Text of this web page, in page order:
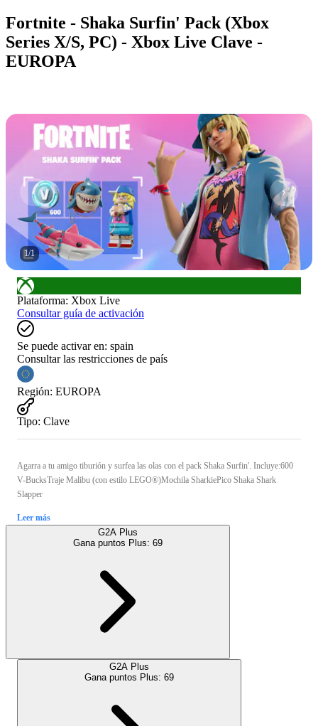
Fortnite - Shaka Surfin' Pack (Xbox
Series X/S, PC) - Xbox Live Clave -
EUROPA
1/1
Plataforma: Xbox Live
Consultar guía de activación
Se puede activar en: spain
Consultar las restricciones de país
Región: EUROPA
Tipo: Clave
Agarra a tu amigo tiburión y surfea las olas con el pack Shaka Surfin'. Incluye:600
V-BucksTraje Malibu (con estilo LEGO®)Mochila SharkiePico Shaka Shark
Slapper
Leer más
G2A Plus
Gana puntos Plus: 69
G2A Plus
Gana puntos Plus: 69